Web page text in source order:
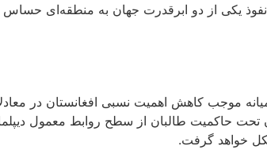
یکی از دو ابرقدرت جهان به منطقه‌ای حساس
موجب کاهش اهمیت نسبی افغانستان در
تحت حاکمیت طالبان از سطح روابط معمول
خواهد گرفت.